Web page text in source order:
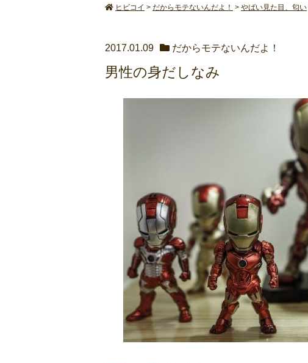
ヒビコイ > だからモテないんだよ！ > やばい見た目、匂い
2017.01.09 だからモテないんだよ！
男性の身だしなみ